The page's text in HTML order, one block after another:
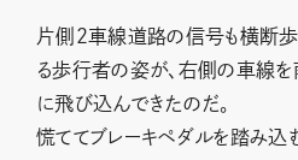
片側2車線道路の信号も横断歩
る歩行者の姿が、右側の車線
に飛び込んできたのだ。
慌ててブレーキペダルを踏み込む